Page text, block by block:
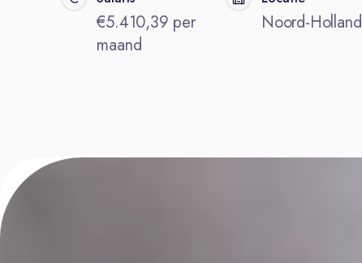
€5.410,39 per
maand
Noord-Holland